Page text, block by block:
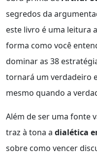
segredos da
este livro é uma leitura
forma como você
dominar as 38
tornará um verdadeiro
mesmo quando a
Além de ser uma fonte
traz à tona a dialética
sobre como vencer